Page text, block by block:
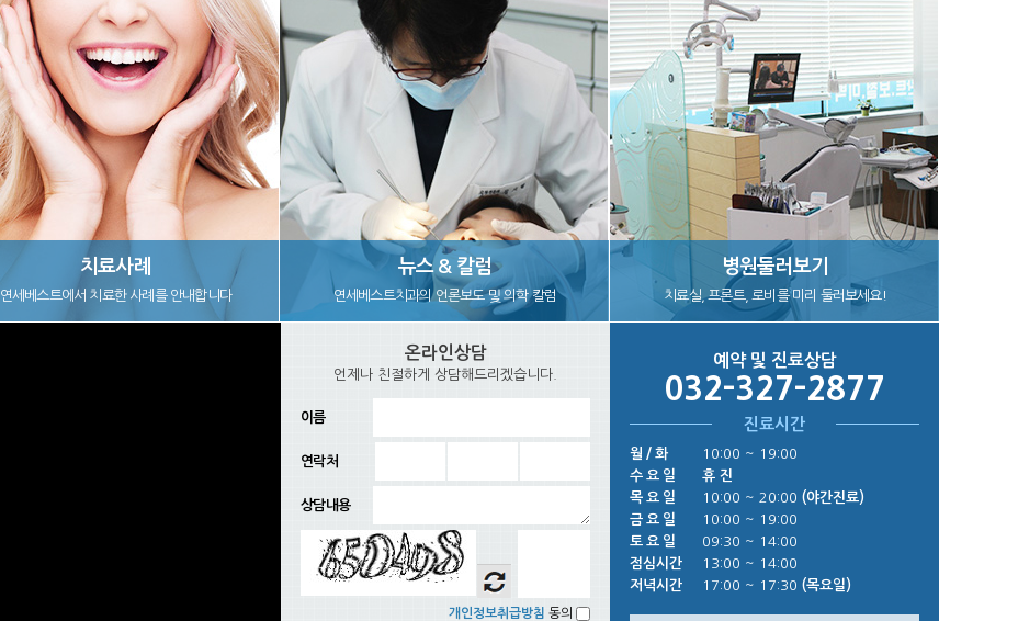
치료사례
연세베스트에서 치료한 사례를 안내합니다
뉴스 & 칼럼
연세베스트치과의 언론보도 및 의학 칼럼
병원둘러보기
치료실, 프론트, 로비를 미리 둘러보세요!
온라인상담
언제나 친절하게 상담해드리겠습니다.
이름
연락처
상담내용
개인정보취급방침 동의
예약 및 진료상담
032-327-2877
진료시간
월 / 화
10:00 ~ 19:00
수 요 일
휴 진
목 요 일
10:00 ~ 20:00 (야간진료)
금 요 일
10:00 ~ 19:00
토 요 일
09:30 ~ 14:00
점심시간
13:00 ~ 14:00
저녁시간
17:00 ~ 17:30 (목요일)